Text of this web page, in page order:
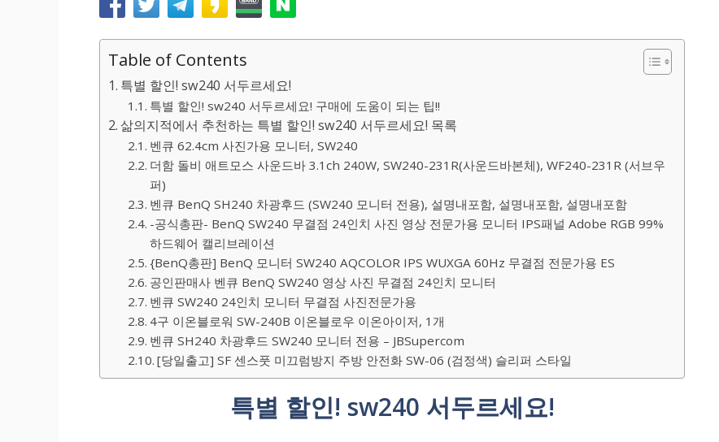
Table of Contents
특별 할인! sw240 서두르세요!
특별 할인! sw240 서두르세요! 구매에 도움이 되는 팁!!
삶의지적에서 추천하는 특별 할인! sw240 서두르세요! 목록
벤큐 62.4cm 사진가용 모니터, SW240
더함 돌비 애트모스 사운드바 3.1ch 240W, SW240-231R(사운드바본체), WF240-231R (서브우
퍼)
벤큐 BenQ SH240 차광후드 (SW240 모니터 전용), 설명내포함, 설명내포함, 설명내포함
-공식총판- BenQ SW240 무결점 24인치 사진 영상 전문가용 모니터 IPS패널 Adobe RGB 99%
하드웨어 캘리브레이션
{BenQ총판] BenQ 모니터 SW240 AQCOLOR IPS WUXGA 60Hz 무결점 전문가용 ES
공인판매사 벤큐 BenQ SW240 영상 사진 무결점 24인치 모니터
벤큐 SW240 24인치 모니터 무결점 사진전문가용
4구 이온블로워 SW-240B 이온블로우 이온아이저, 1개
벤큐 SH240 차광후드 SW240 모니터 전용 – JBSupercom
[당일출고] SF 센스풋 미끄럼방지 주방 안전화 SW-06 (검정색) 슬리퍼 스타일
특별 할인! sw240 서두르세요!